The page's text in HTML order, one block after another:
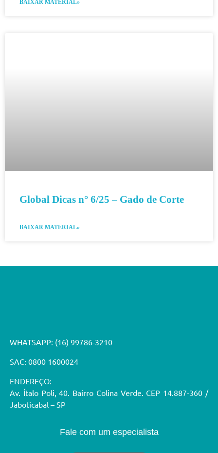
BAIXAR MATERIAL»
Global Dicas n° 6/25 – Gado de Corte
BAIXAR MATERIAL»
WHATSAPP: (16) 99786-3210
SAC: 0800 1600024
ENDEREÇO:
Av. Ítalo Poli, 40. Bairro Colina Verde. CEP 14.887-360 /
Jaboticabal – SP
Fale com um especialista